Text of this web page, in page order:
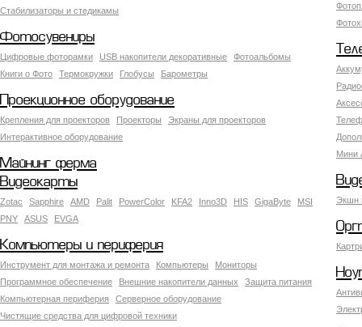
Стабилизаторы и стедикамы
Фотосувениры
Цифровые фоторамки USB накопители декоративные
Фотоальбомы
Книги о Фото
Термокружки Глобусы Барометры
Мини
Проекционное оборудование
Крепления для проекторов Проекторы
Экраны для проекторов
Интерактивное оборудование
Майнинг ферма
Экшн
Видеокарты
Zotac Sapphire AMD Palit PowerColor KFA2 Inno3D HIS GigaByte
MSI
PNY
ASUS EVGA
Компьютеры и периферия
Инструмент для монтажа и ремонта Компьютеры
Мониторы
Программное обеспечение
Внешние накопители данных
Защита питания
Компьютерная периферия
Серверное оборудование
Чистящие средства для цифровой техники